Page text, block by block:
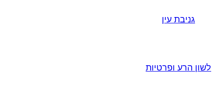
גניבת עין
לשון הרע ופרטיות